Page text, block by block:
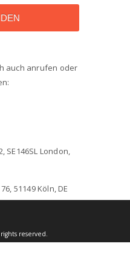
auch anrufen oder
SE146SL London,
51149 Köln, DE
reserved.